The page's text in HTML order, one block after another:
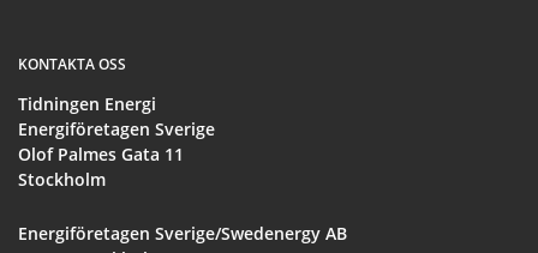
KONTAKTA OSS
Tidningen Energi
Energiföretagen Sverige
Olof Palmes Gata 11
Stockholm
Energiföretagen Sverige/Swedenergy AB